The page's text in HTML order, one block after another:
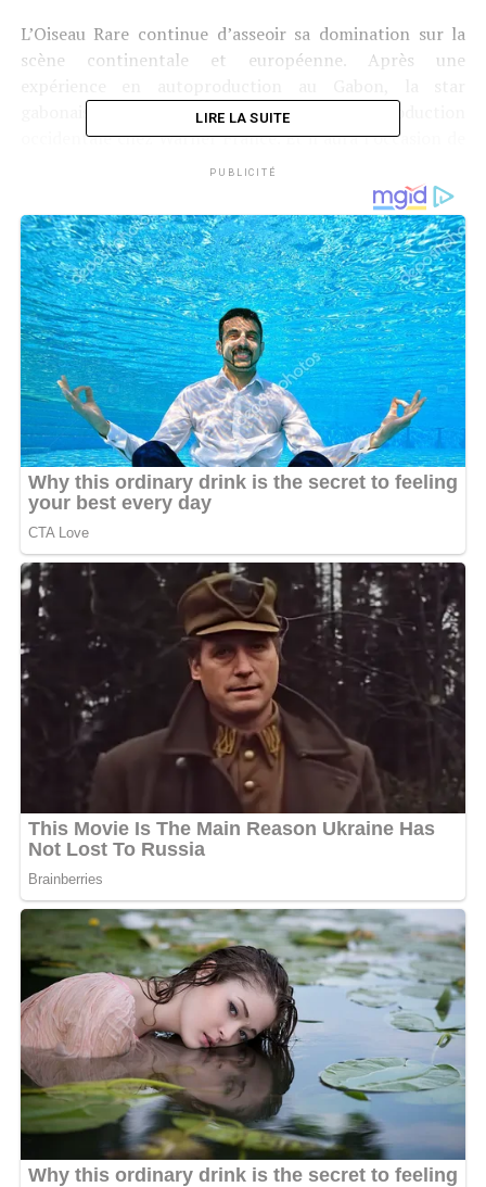
L’Oiseau Rare continue d’asseoir sa domination sur la
scène continentale et européenne. Après une
gabonaise veut s’essayer désormais à la production
occidentale chez Warner France. Et il aura l’occasion de
collaborer avec Paulo Chakal, la star ivoirienne de plus
en plus en vue depuis sa collaboration avec Didi B en
2023. Cette collaboration à venir lui ouvrir à coup sûr de
grandes portes à l’international.
Son récent triomphe au Casino de Paris, où il a joué à
guichets fermés devant une grosse communauté,
constituée en partie des de Rarissimes, témoigne du
passage de la Ntcham du statut de phénomène local à
celui de produit d’exportation culturel majeur. Cette
dynamique a d’ailleurs été couronnée lors de la
cérémonie des Primud 2025, où il a été sacré meilleur
artiste de la sous-région, validant ainsi son statut
d’ambassadeur incontournable de la musique gabonaise
à l’étranger. Sur le plan discographique, l’année 2026
marque un tournant avec la sortie de son projet
ambitieux « Afro Ntcham 2 ». Cet album, qui succède au
premier volume déjà plébiscité, explore des sonorités
plus ouvertes tout en conservant l’ADN brut du
quartier.
L’arrivée officielle dans l’écurie Warner, via la
distribution exclusive ADA France, offre à L’Oiseau Rare
une machine de guerre promotionnelle inédite pour un
artiste de son registre. Il ne s’agit plus seulement de
faire danser Libreville, mais de positionner le Gabon
dans les playlists mondiales aux côtés des géants
nigérians et ivoiriens. En s’appuyant sur l’expérience de
hitmakers confirmés et sur une stratégie digitale de plus
en plus pointue, l’artiste 8G+ s’apprête à transformer
l’essai et à ouvrir la voie à toute une génération
d’artistes gabonais en quête de professionnalisation et
d’exposition internationale.
MOTS-CLÉS : UNE
LIRE LA SUITE
PUBLICITÉ